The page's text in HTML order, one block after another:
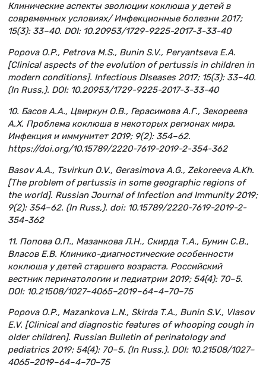
Клинические аспекты эволюции коклюша у детей в
современных условиях/ Инфекционные болезни 2017;
15(3): 33–40. DOI: 10.20953/1729-9225-2017-3-33-40
Popova O.P., Petrova M.S., Bunin S.V., Peryantseva E.A.
[Clinical aspects of the evolution of pertussis in children in
modern conditions]. Infectious DIseases 2017; 15(3): 33–40.
(In Russ,). DOI: 10.20953/1729-9225-2017-3-33-40
10. Басов А.А., Цвиркун О.В., Герасимова А.Г., Зекореева
А.Х. Проблема коклюша в некоторых регионах мира.
Инфекция и иммунитет 2019; 9(2): 354–62.
https://doi.org/10.15789/2220-7619-2019-2-354-362
Basov A.A., Tsvirkun O.V., Gerasimova A.G., Zekoreeva A.Kh.
[The problem of pertussis in some geographic regions of
the world]. Russian Journal of Infection and Immunity 2019;
9(2): 354–62. (In Russ,). doi: 10.15789/2220-7619-2019-2-
354-362
11. Попова О.П., Мазанкова Л.Н., Скирда Т.А., Бунин С.В.,
Власов Е.В. Клинико-диагностические особенности
коклюша у детей старшего возраста. Российский
вестник перинатологии и педиатрии 2019; 54(4): 70–5.
DOI: 10.21508/1027–4065–2019–64–4–70–75
Popova O.P., Mazankova L.N., Skirda T.A., Bunin S.V., Vlasov
E.V. [Clinical and diagnostic features of whooping cough in
older children]. Russian Bulletin of perinatology and
pediatrics 2019; 54(4): 70–5. (In Russ,). DOI: 10.21508/1027–
4065–2019–64–4–70–75